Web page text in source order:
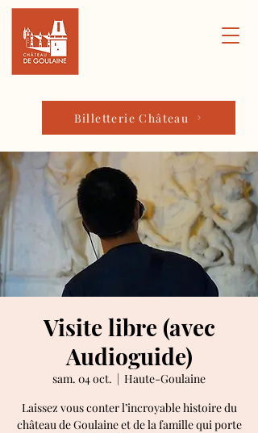
Billetterie Château
Visite libre (avec
Audioguide)
sam. 04 oct.
  |
Haute-Goulaine
Laissez vous conter l’incroyable histoire du
château de Goulaine et de la famille qui porte